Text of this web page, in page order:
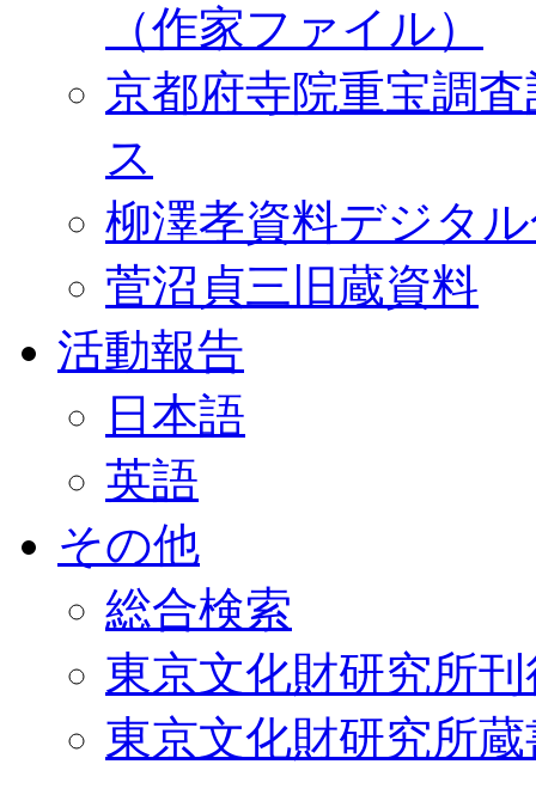
（作家ファイル）
京都府寺院重宝調
ス
柳澤孝資料デジタ
菅沼貞三旧蔵資料
活動報告
日本語
英語
その他
総合検索
東京文化財研究所
東京文化財研究所